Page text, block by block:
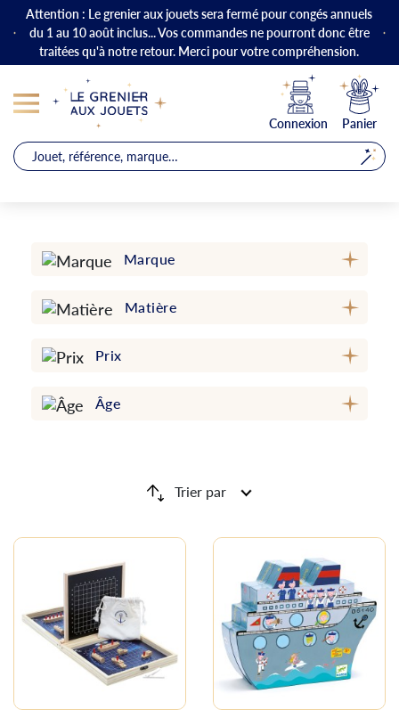
Attention : Le grenier aux jouets sera fermé pour congés annuels
du 1 au 10 août inclus... Vos commandes ne pourront donc être
traitées qu'à notre retour. Merci pour votre compréhension.
Connexion Panier
Marque
Matière
Prix
Âge
Trier par